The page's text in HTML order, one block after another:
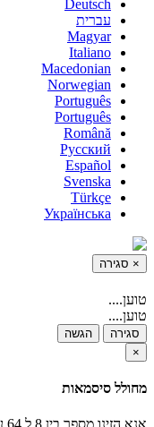
Deutsch
עברית
Magyar
Italiano
Macedonian
Norwegian
Português
Português
Română
Русский
Español
Svenska
Türkçe
Українська
× סגירה
טוען....
טוען....
סגירה
הגשה
×
מחולל סיסמאות
אנא הזינו מספר בין 8 ל 64 עבור אורך הסיסמה המבוקש.